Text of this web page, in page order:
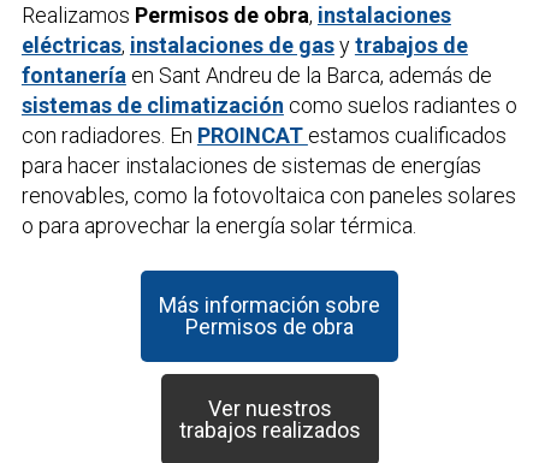
Realizamos Permisos de obra, instalaciones
eléctricas, instalaciones de gasytrabajos de
fontanería en Sant Andreu de la Barca, además de
sistemas de climatización como suelos radiantes o
con radiadores. En PROINCAT estamos cualificados
para hacer instalaciones de sistemas de energías
renovables, como la fotovoltaica con paneles solares
o para aprovechar la energía solar térmica.
Más información sobre
Permisos de obra
Ver nuestros
trabajos realizados